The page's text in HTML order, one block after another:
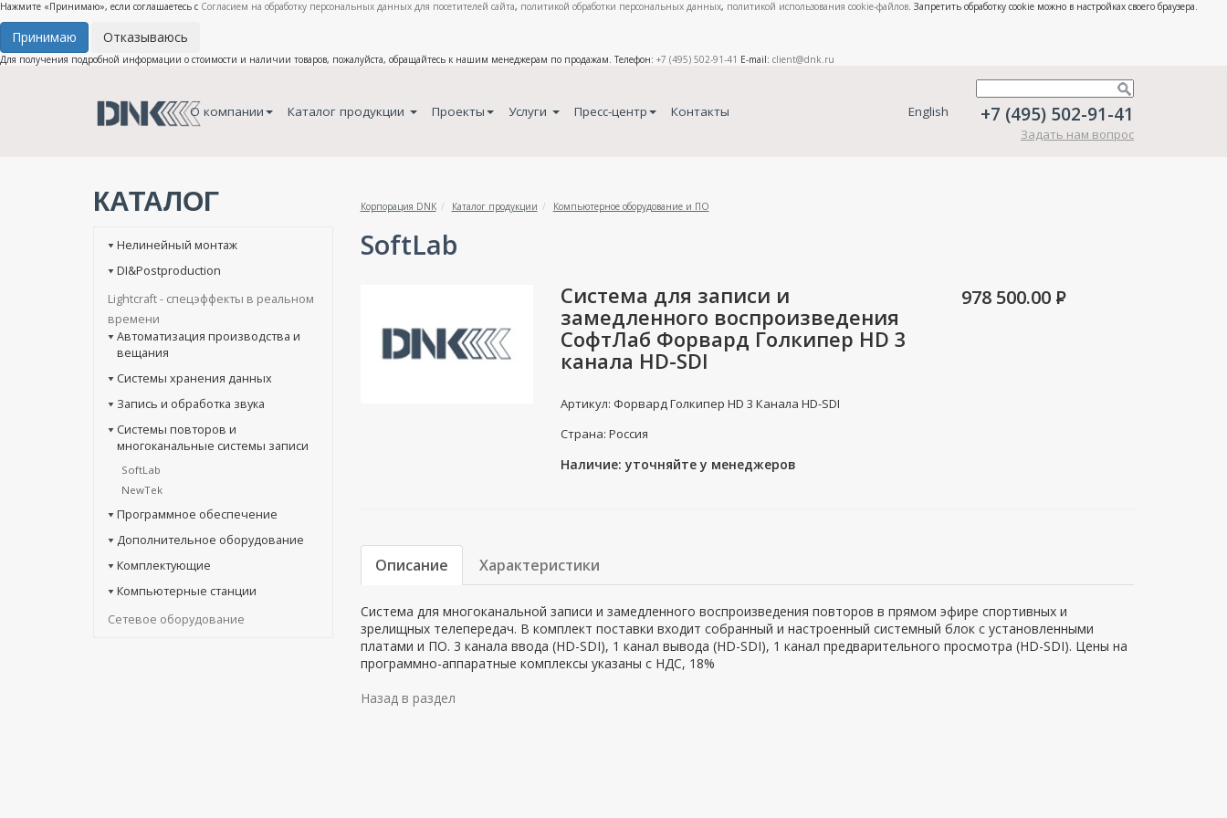
Нажмите «Принимаю», если соглашаетесь с Согласием на обработку персональных данных для посетителей сайта, политикой обработки персональных данных, политикой использования cookie-файлов. Запретить обработку cookie можно в настройках своего браузера.
Принимаю Отказываюсь
Для получения подробной информации о стоимости и наличии товаров, пожалуйста, обращайтесь к нашим менеджерам по продажам. Телефон: +7 (495) 502-91-41 E-mail: client@dnk.ru
О компании Каталог продукции Проекты Услуги Пресс-центр Контакты English +7 (495) 502-91-41
Задать нам вопрос
КАТАЛОГ Корпорация DNK Каталог продукции Компьютерное оборудование и ПО
Нелинейный монтаж
DI&Postproduction
Lightcraft - cпецэффекты в реальном
времени
Автоматизация производства и
вещания
Системы хранения данных
Запись и обработка звука
Системы повторов и
многоканальные системы записи
SoftLab
NewTek
Программное обеспечение
Дополнительное оборудование
Комплектующие
Компьютерные станции
Сетевое оборудование
SoftLab
Система для записи и
замедленного воспроизведения
СофтЛаб Форвард Голкипер HD 3
канала HD-SDI
Артикул: Форвард Голкипер HD 3 Канала HD-SDI
Страна: Россия
Наличие: уточняйте у менеджеров
978 500.00 P
Описание Характеристики
Система для многоканальной записи и замедленного воспроизведения повторов в прямом эфире спортивных и
зрелищных телепередач. В комплект поставки входит собранный и настроенный системный блок c установленными
платами и ПО. 3 канала ввода (HD-SDI), 1 канал вывода (HD-SDI), 1 канал предварительного просмотра (HD-SDI). Цены на
программно-аппаратные комплексы указаны с НДС, 18%
Назад в раздел